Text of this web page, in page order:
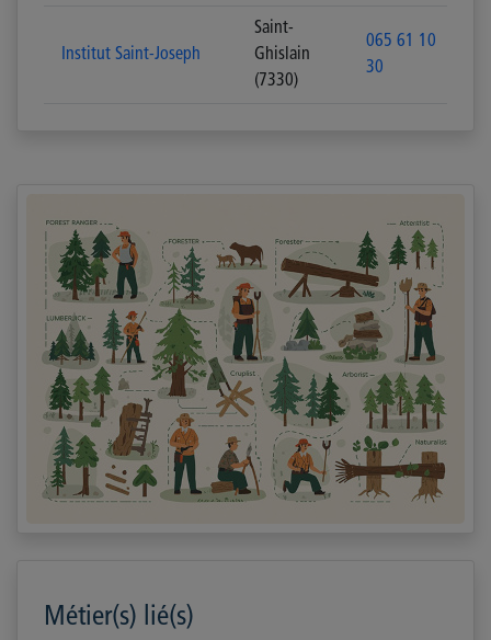
Institut Saint-Joseph
Saint-
Ghislain
(7330)
065 61 10
30
Métier(s) lié(s)